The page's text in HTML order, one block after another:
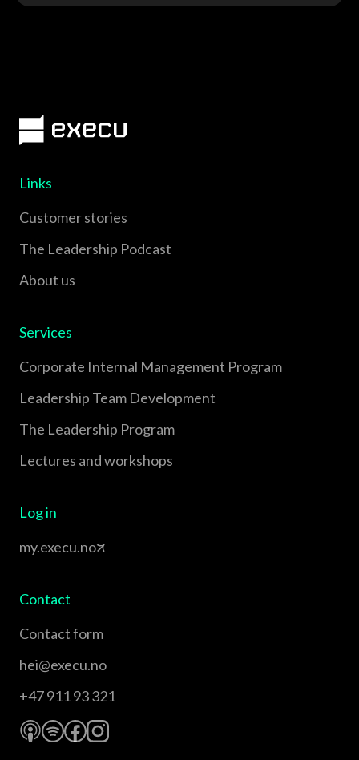
Links
Customer stories
The Leadership Podcast
About us
Services
Corporate Internal Management Program
Leadership Team Development
The Leadership Program
Lectures and workshops
Log in
my.execu.no
Contact
Contact form
hei@execu.no
+47 911 93 321